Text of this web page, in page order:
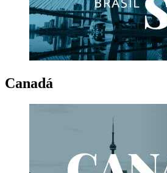
Canadá